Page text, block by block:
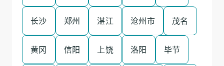
长沙 郑州 湛江 沧州市 茂名
黄冈 信阳 上饶 洛阳 毕节